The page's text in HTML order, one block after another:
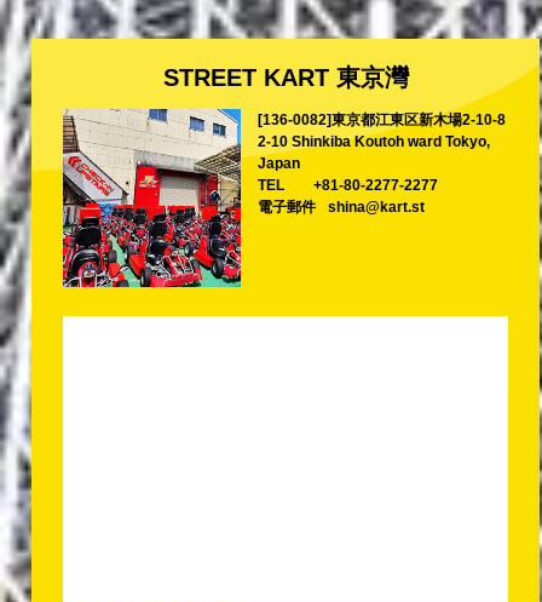
STREET KART 東京灣
[136-0082]東京都江東区新木場2-10-8
2-10 Shinkiba Koutoh ward Tokyo,
Japan
TEL
+81-80-2277-2277
電子郵件
shina@kart.st